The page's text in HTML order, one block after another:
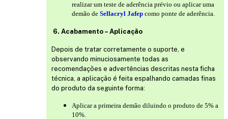
realizar um teste de aderência prévio ou aplicar uma
demão de Sellacryl Jafep como ponte de aderência.
6. Acabamento – Aplicação
Depois de tratar corretamente o suporte, e
observando minuciosamente todas as
recomendações e advertências descritas nesta ficha
técnica, a aplicação é feita espalhando camadas finas
do produto da seguinte forma:
Aplicar a primeira demão diluindo o produto de 5% a
10%.